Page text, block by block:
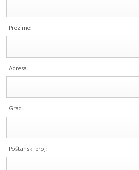
Prezime:
Adresa:
Grad:
Poštanski broj: